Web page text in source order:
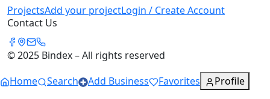
ProjectsAdd your projectLogin / Create Account
Contact Us
© 2025 Bindex – All rights reserved
Home
Search Add Business Favorites Profile